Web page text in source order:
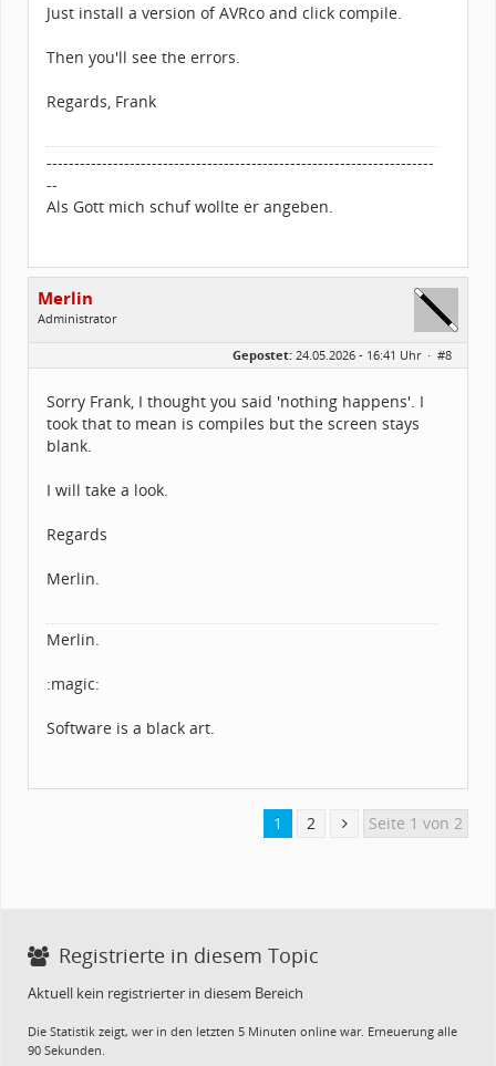
Just install a version of AVRco and click compile.
Then you'll see the errors.
Regards, Frank
----------------------------------------------------------------------
--
Als Gott mich schuf wollte er angeben.
Merlin
Administrator
Beiträge:
1502
Gepostet: 24.05.2026 - 16:41 Uhr · #8
Sorry Frank, I thought you said 'nothing happens'. I
took that to mean is compiles but the screen stays
blank.
I will take a look.
Regards
Merlin.
Merlin.
:magic:
Software is a black art.
1 2 Seite 1 von 2
Registrierte in diesem Topic
Aktuell kein registrierter in diesem Bereich
Die Statistik zeigt, wer in den letzten 5 Minuten online war. Erneuerung alle
90 Sekunden.